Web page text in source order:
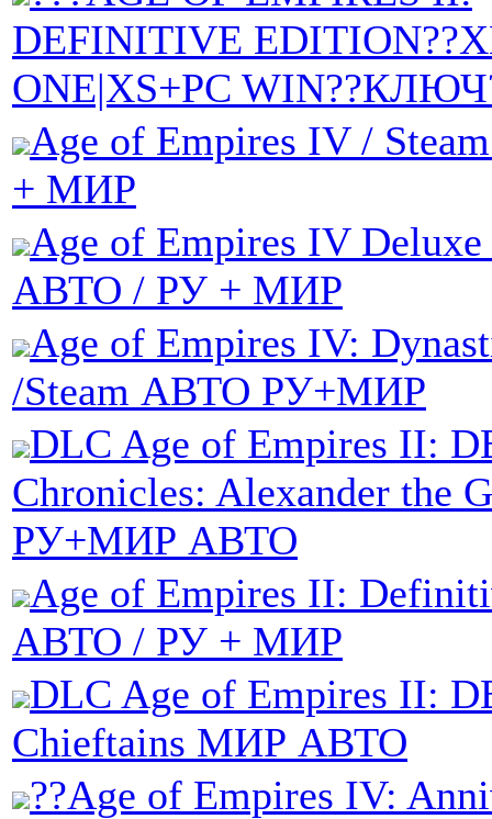
DEFINITIVE
ONE|XS+PC
Age of Empires IV /
+ МИР
Age of Empires IV Deluxe
АВТО / РУ + МИР
Age of Empires IV:
/Steam АВТО РУ+МИР
DLC Age of Empires II:
Chronicles: Alexander the
РУ+МИР АВТО
Age of Empires II:
АВТО / РУ + МИР
DLC Age of Empires II:
Chieftains МИР АВТО
??Age of Empires IV: